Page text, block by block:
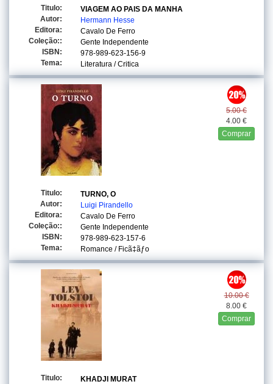
Titulo:
VIAGEM AO PAIS DA MANHA
Autor:
Hermann Hesse
Editora:
Cavalo De Ferro
Coleção::
Gente Independente
ISBN:
978-989-623-156-9
Tema:
Literatura / Critica
5.00 €
4.00 €
Comprar
Titulo:
TURNO, O
Autor:
Luigi Pirandello
Editora:
Cavalo De Ferro
Coleção::
Gente Independente
ISBN:
978-989-623-157-6
Tema:
Romance / Ficã‡ãƒo
10.00 €
8.00 €
Comprar
Titulo:
KHADJI MURAT